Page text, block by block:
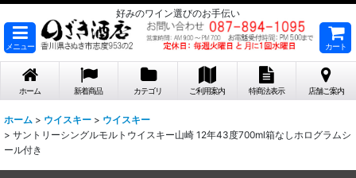
好みのワイン選びのお手伝い
メニュー カート
ホーム 新着商品 カテゴリ ご利用案内 特商法表示 店舗ご案内
ホーム > ウイスキー > ウイスキー
> サントリーシングルモルトウイスキー山崎 12年43度700ml箱なしホログラムシ
ール付き